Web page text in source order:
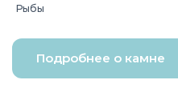
Рыбы
Подробнее о камне